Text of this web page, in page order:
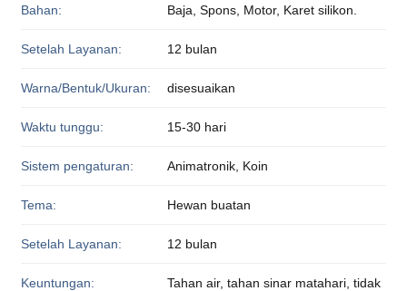
Bahan: Baja, Spons, Motor, Karet silikon.
Setelah Layanan: 12 bulan
Warna/Bentuk/Ukuran: disesuaikan
Waktu tunggu: 15-30 hari
Sistem pengaturan: Animatronik, Koin
Tema: Hewan buatan
Setelah Layanan: 12 bulan
Keuntungan:
Tahan air, tahan sinar matahari, tidak